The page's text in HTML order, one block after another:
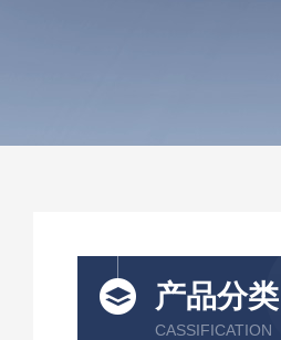
产品分类
CASSIFICATION